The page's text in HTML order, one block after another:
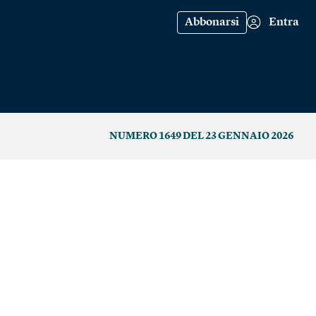
Abbonarsi Entra
NUMERO 1649 DEL 23 GENNAIO 2026